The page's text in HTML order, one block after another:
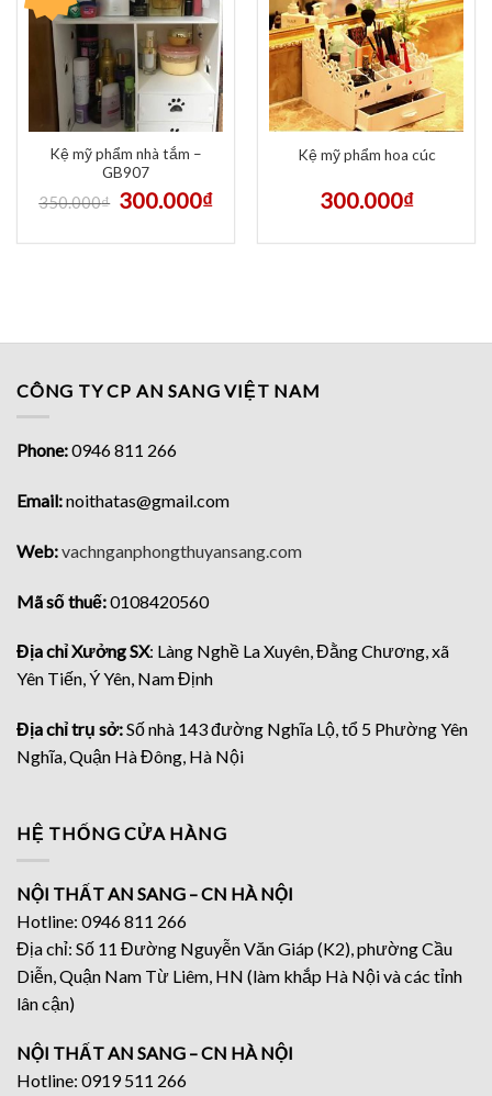
Kệ mỹ phẩm nhà tắm –
GB907
350.000₫ 300.000₫
Kệ mỹ phẩm hoa cúc
300.000₫
CÔNG TY CP AN SANG VIỆT NAM
Phone:0946 811 266
Email:noithatas@gmail.com
Web:vachnganphongthuyansang.com
Mã số thuế:0108420560
Địa chỉ Xưởng SX: Làng Nghề La Xuyên, Đằng Chương, xã
Yên Tiến, Ý Yên, Nam Định
Địa chỉ trụ sở:Số nhà 143 đường Nghĩa Lộ, tổ 5 Phường Yên
Nghĩa, Quận Hà Đông, Hà Nội
HỆ THỐNG CỬA HÀNG
NỘI THẤT AN SANG – CN HÀ NỘI
Hotline: 0946 811 266
Địa chỉ: Số 11 Đường Nguyễn Văn Giáp (K2), phường Cầu
Diễn, Quận Nam Từ Liêm, HN (làm khắp Hà Nội và các tỉnh
lân cận)
NỘI THẤT AN SANG – CN HÀ NỘI
Hotline: 0919 511 266